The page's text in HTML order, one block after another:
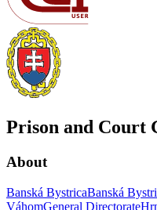
Prison and Court
About
Banská BystricaBanská
VáhomGeneral Directorate